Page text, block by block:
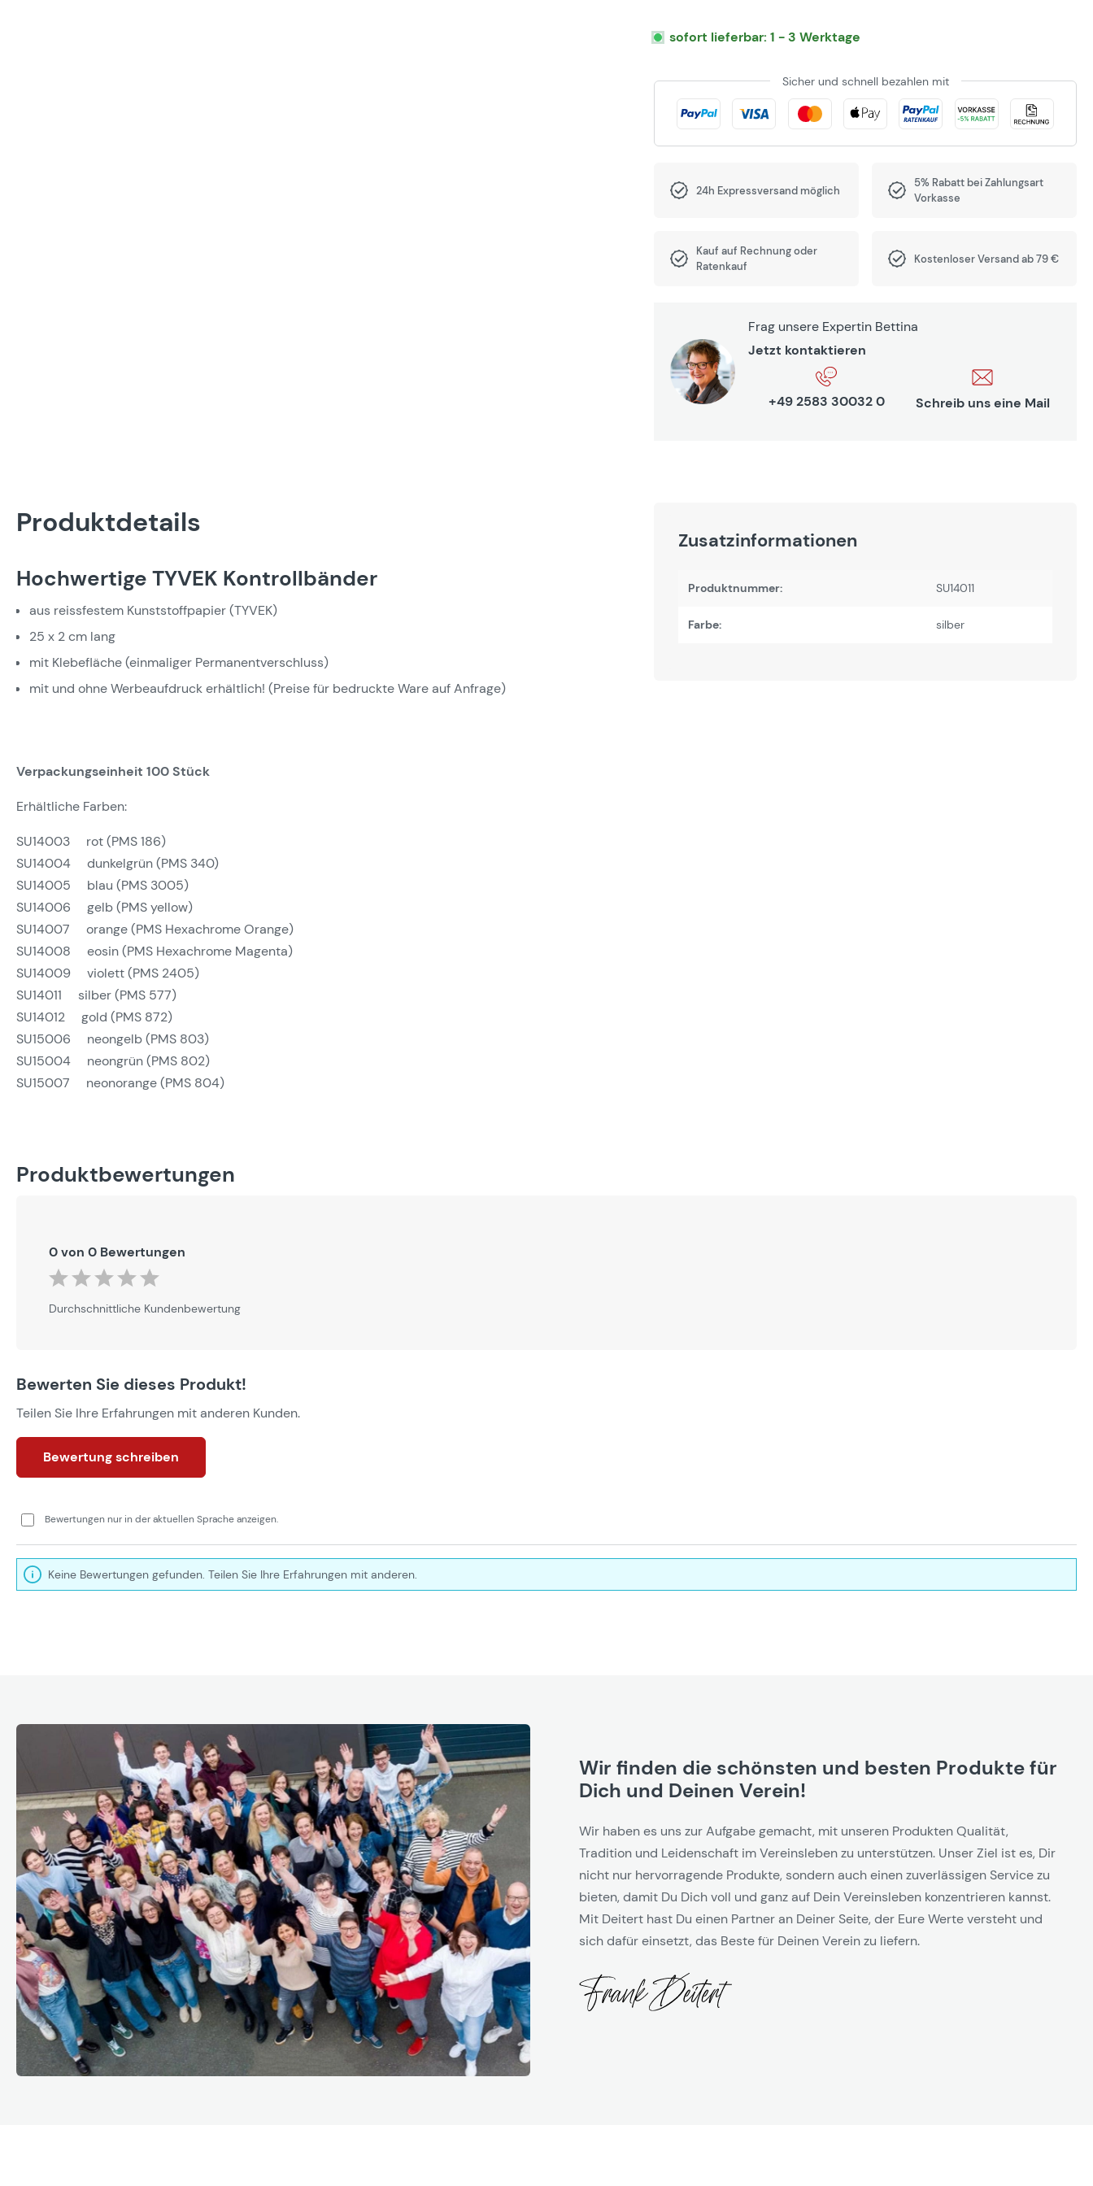
sofort lieferbar: 1 - 3 Werktage
Sicher und schnell bezahlen mit
24h Expressversand möglich
5% Rabatt bei Zahlungsart
Vorkasse
Kauf auf Rechnung oder
Ratenkauf
Kostenloser Versand ab 79 €
Frag unsere Expertin Bettina
Jetzt kontaktieren
+49 2583 30032 0 Schreib uns eine Mail
Produktdetails
Hochwertige TYVEK Kontrollbänder
aus reissfestem Kunststoffpapier (TYVEK)
25 x 2 cm lang
mit Klebefläche (einmaliger Permanentverschluss)
mit und ohne Werbeaufdruck erhältlich! (Preise für bedruckte Ware auf Anfrage)
Verpackungseinheit 100 Stück
Erhältliche Farben:
SU14003 rot (PMS 186)
SU14004 dunkelgrün (PMS 340)
SU14005 blau (PMS 3005)
SU14006 gelb (PMS yellow)
SU14007 orange (PMS Hexachrome Orange)
SU14008 eosin (PMS Hexachrome Magenta)
SU14009 violett (PMS 2405)
SU14011 silber (PMS 577)
SU14012 gold (PMS 872)
SU15006 neongelb (PMS 803)
SU15004 neongrün (PMS 802)
SU15007 neonorange (PMS 804)
Zusatzinformationen
Produktnummer: SU14011
Farbe: silber
Produktbewertungen
0 von 0 Bewertungen
Durchschnittliche Bewertung von 0 von 5 Sternen
Durchschnittliche Kundenbewertung
Bewerten Sie dieses Produkt!
Teilen Sie Ihre Erfahrungen mit anderen Kunden.
Bewertung schreiben
Bewertungen nur in der aktuellen Sprache anzeigen.
Keine Bewertungen gefunden. Teilen Sie Ihre Erfahrungen mit anderen.
Wir finden die schönsten und besten Produkte für
Dich und Deinen Verein!
Wir haben es uns zur Aufgabe gemacht, mit unseren Produkten Qualität,
Tradition und Leidenschaft im Vereinsleben zu unterstützen. Unser Ziel ist es, Dir
nicht nur hervorragende Produkte, sondern auch einen zuverlässigen Service zu
bieten, damit Du Dich voll und ganz auf Dein Vereinsleben konzentrieren kannst.
Mit Deitert hast Du einen Partner an Deiner Seite, der Eure Werte versteht und
sich dafür einsetzt, das Beste für Deinen Verein zu liefern.